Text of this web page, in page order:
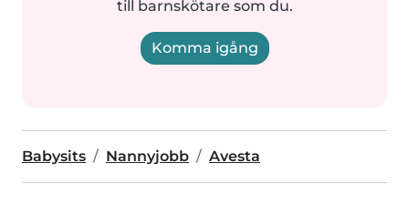
till barnskötare som du.
Komma igång
Babysits Nannyjobb Avesta